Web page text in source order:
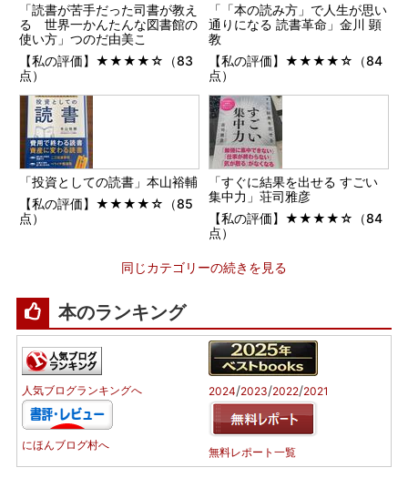
「読書が苦手だった司書が教え
る 世界一かんたんな図書館の
使い方」つのだ由美こ
【私の評価】★★★★☆（83
点）
「「本の読み方」で人生が思い
通りになる 読書革命」金川 顕
教
【私の評価】★★★★☆（84
点）
「投資としての読書」本山裕輔
【私の評価】★★★★☆（85
点）
「すぐに結果を出せる すごい
集中力」荘司雅彦
【私の評価】★★★★☆（84
点）
同じカテゴリーの続きを見る
本のランキング
人気ブログランキングへ
にほんブログ村へ
2024/2023/2022/2021
無料レポート一覧